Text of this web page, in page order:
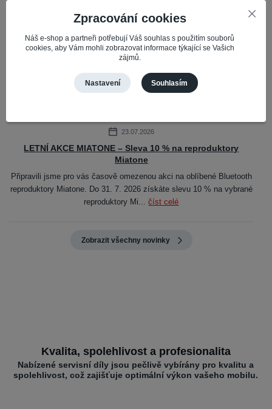
+420 724 114 604
Po - Čt: 08:30 - 16:30hod // Pá 08:30 - 16:00hod
info@impacto.cz
23.07.2026
LETNÍ AKCE MIATONE – Sleva 10 % na reproduktory
Miatone
Připravili jsme pro vás časově omezenou akci na oblíbené Bluetooth
reproduktory Miatone. Do 31. 7. 2026 získáte slevu 10 % na vybrané
reproduktory Mi...číst celé
Zobrazit všechny novinky
Kvalita, spolehlivost a profesionalita
Nabízené servisní díly jsou pečlivě vybírány pro kvalitu a
spolehlivost, což zajišťuje optimální výkon vašeho mobilu.
Zpracování cookies
Náš e-shop a partneři potřebují Váš souhlas s použitím souborů
cookies, aby Vám mohli zobrazovat informace týkající se Vašich
zájmů.
Nastavení Souhlasím